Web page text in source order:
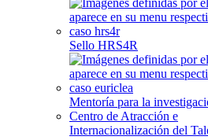
Sello HRS4R
Mentoría para la
Centro de Atracción e
Internacionalización del